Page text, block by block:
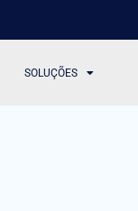
SOLUÇÕES